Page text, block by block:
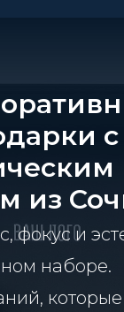
с
из
фокус и
наборе.